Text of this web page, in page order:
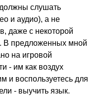
слушать
и аудио), а не
даже с некоторой
В предложенных мной
на игровой
- им как воздух
и воспользуетесь для
- выучить язык.